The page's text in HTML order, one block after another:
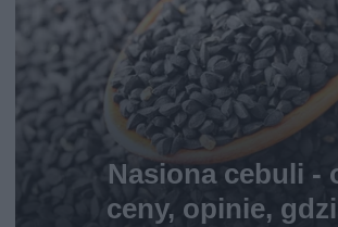
Nasiona cebuli -
ceny, opinie,